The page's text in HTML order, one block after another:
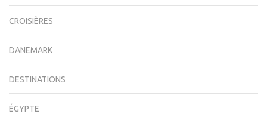
CROISIÈRES
DANEMARK
DESTINATIONS
ÉGYPTE